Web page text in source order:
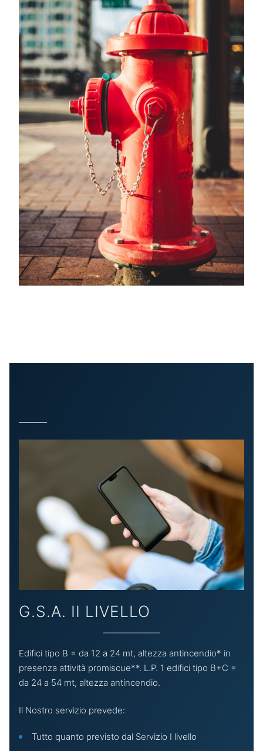
G.S.A. II LIVELLO
Edifici tipo B = da 12 a 24 mt, altezza antincendio* in
presenza attività promiscue**. L.P. 1 edifici tipo B+C =
da 24 a 54 mt, altezza antincendio.
Il Nostro servizio prevede:
Tutto quanto previsto dal Servizio I livello